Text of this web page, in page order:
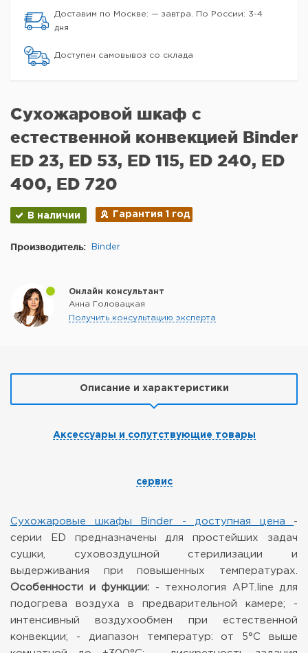
Доставим по Москве: — завтра. По России: 3-4
дня
Доступен самовывоз со склада
Сухожаровой шкаф с
естественной конвекцией Binder
ED 23, ED 53, ED 115, ED 240, ED
400, ED 720
В наличии Гарантия 1 год
Производитель: Binder
Онлайн консультант
Анна Головацкая
Получить консультацию эксперта
Описание и характеристики
Аксессуары и сопутствующие товары
сервис
Сухожаровые шкафы Binder - доступная цена -
серии ED предназначены для простейших задач
сушки, суховоздушной стерилизации и
выдерживания при повышенных температурах.
Особенности и функции: - технология APT.line для
подогрева воздуха в предварительной камере; -
интенсивный воздухообмен при естественной
конвекции; - диапазон температур: от 5°С выше